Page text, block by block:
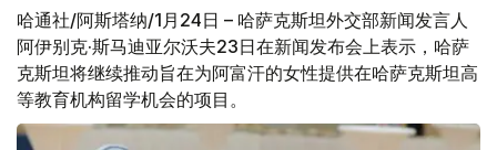
哈通社/阿斯塔纳/1月24日 – 哈萨克斯坦外交部新闻发言人
阿伊别克·斯马迪亚尔沃夫23日在新闻发布会上表示，哈萨
克斯坦将继续推动旨在为阿富汗的女性提供在哈萨克斯坦高
等教育机构留学机会的项目。